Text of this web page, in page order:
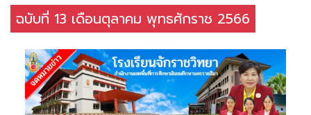
ฉบับที่ 13 เดือนตุลาคม พุทธศักราช 2566